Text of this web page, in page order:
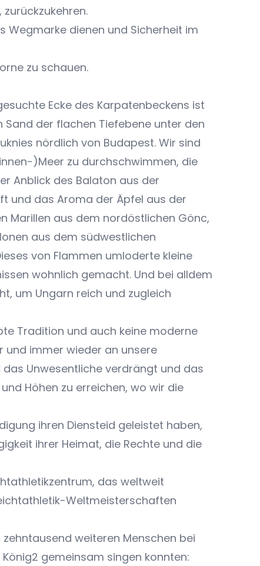
Wegmarke dienen und Sicherheit im
zu schauen.
Ecke des Karpatenbeckens ist
Sand der flachen Tiefebene unter den
nördlich von Budapest. Wir sind
)Meer zu durchschwimmen, die
Anblick des Balaton aus der
und das Aroma der Äpfel aus der
Marillen aus dem nordöstlichen Gönc,
aus dem südwestlichen
von Flammen umloderte kleine
wohnlich gemacht. Und bei alldem
um Ungarn reich und zugleich
Tradition und auch keine moderne
und immer wieder an unsere
Unwesentliche verdrängt und das
Höhen zu erreichen, wo wir die
ihren Diensteid geleistet haben,
ihrer Heimat, die Rechte und die
das weltweit
Weltmeisterschaften
weiteren Menschen bei
gemeinsam singen konnten: